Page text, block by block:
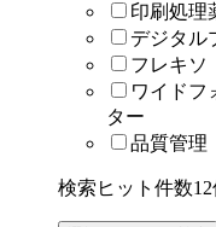
印刷処理
デジタル
フレキソ
ワイドフ
ター
品質管理
検索ヒット件数12